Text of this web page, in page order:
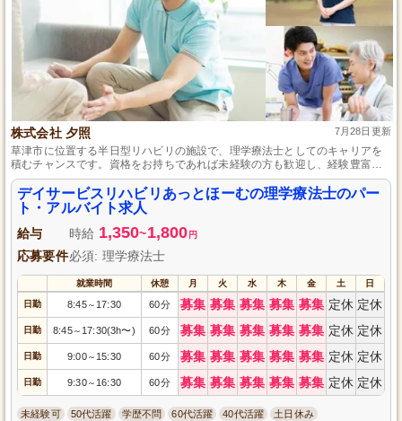
株式会社 夕照 7月28日更新
草津市に位置する半日型リハビリの施設で、理学療法士としてのキャリアを
積むチャンスです。資格をお持ちであれば未経験の方も歓迎し、経験豊富な
スタッフが丁寧に指導しますので、安心してご応募ください。最寄り駅から
徒歩10分の好立地で、マイカー通勤も可能です。
デイサービスリハビリあっとほーむの理学療法士のパー
ト・アルバイト求人
給与 時給 1,350~1,800 円
応募要件必須: 理学療法士
就業時間 休憩 月 火 水 木 金 土 日
日勤 8:45～ 17:30 60分 募集 募集 募集 募集 募集 定休 定休
日勤 8:45～ 17:30(3h〜) 60分 募集 募集 募集 募集 募集 定休 定休
日勤 9:00～ 15:30 60分 募集 募集 募集 募集 募集 定休 定休
日勤 9:30～ 16:30 60分 募集 募集 募集 募集 募集 定休 定休
未経験可 50代活躍 学歴不問 60代活躍 40代活躍 土日休み